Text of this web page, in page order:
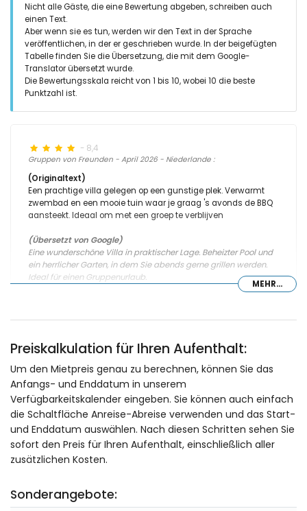
Nicht alle Gäste, die eine Bewertung abgeben, schreiben auch
einen Text.
Aber wenn sie es tun, werden wir den Text in der Sprache
veröffentlichen, in der er geschrieben wurde. In der beigefügten
Tabelle finden Sie die Übersetzung, die mit dem Google-
Translator übersetzt wurde.
Die Bewertungsskala reicht von 1 bis 10, wobei 10 die beste
Punktzahl ist.
- 8,4
Gruppen von Freunden - April 2026 - Niederlande :
(Originaltext)
Een prachtige villa gelegen op een gunstige plek. Verwarmt
zwembad en een mooie tuin waar je graag 's avonds de BBQ
aansteekt. Ideaal om met een groep te verblijven
(Übersetzt von Google)
Eine wunderschöne Villa in praktischer Lage. Beheizter Pool und
ein herrlicher Garten, in dem Sie abends gerne grillen werden.
Ideal für einen Gruppenurlaub.
zwar etwas weiter entfernt, aber gut mit dem Auto zu
erreichen.Gute Einkaufsmöglichkeiten und schöne
Restaurants in der Nähe.Der Pool hat eine tolle Größe.
- 8,0
Familien mit kleinen Kindern - Juli 2025 - Vereinigtes Königreich
(Originaltext)
Lovely villa, well equipped with everything could need, great
MEHR...
Preiskalkulation für Ihren Aufenthalt:
Um den Mietpreis genau zu berechnen, können Sie das
Anfangs- und Enddatum in unserem
Verfügbarkeitskalender eingeben. Sie können auch einfach
die Schaltfläche Anreise-Abreise verwenden und das Start-
und Enddatum auswählen. Nach diesen Schritten sehen Sie
sofort den Preis für Ihren Aufenthalt, einschließlich aller
zusätzlichen Kosten.
Sonderangebote: